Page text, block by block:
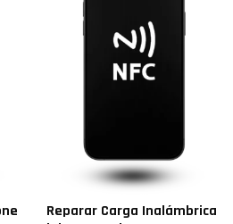
Reparar Carga Inalámbrica